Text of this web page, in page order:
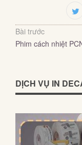
Bài trước
Phim cách nhiệt
DỊCH VỤ IN